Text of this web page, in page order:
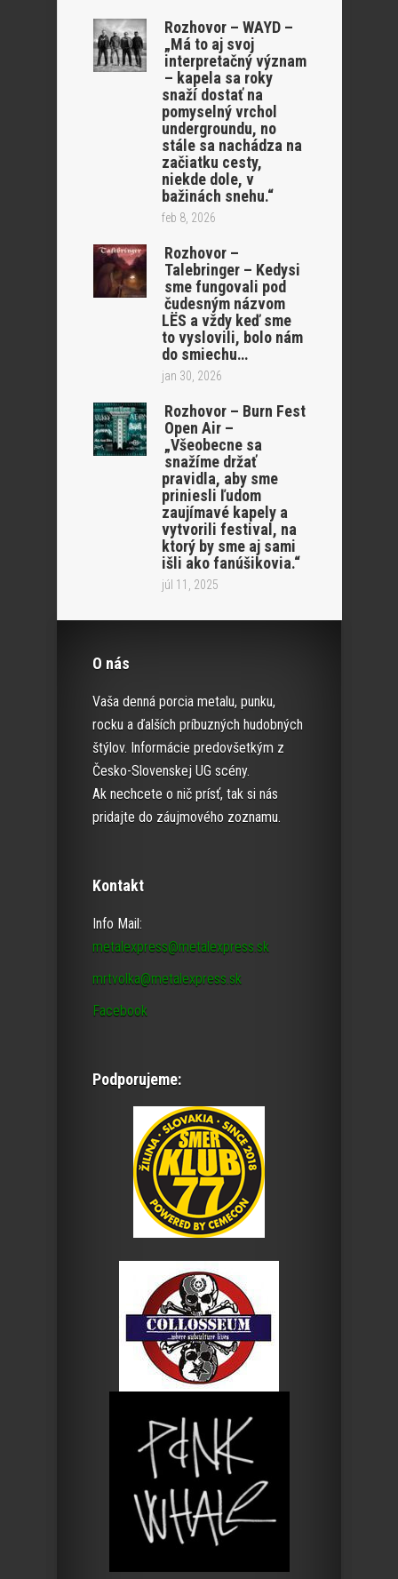
Rozhovor – WAYD –
„Má to aj svoj
interpretačný význam
– kapela sa roky
snaží dostať na
pomyselný vrchol
undergroundu, no
stále sa nachádza na
začiatku cesty,
niekde dole, v
bažinách snehu.“
feb 8, 2026
Rozhovor –
Talebringer – Kedysi
sme fungovali pod
čudesným názvom
LËS a vždy keď sme
to vyslovili, bolo nám
do smiechu…
jan 30, 2026
Rozhovor – Burn Fest
Open Air –
„Všeobecne sa
snažíme držať
pravidla, aby sme
priniesli ľudom
zaujímavé kapely a
vytvorili festival, na
ktorý by sme aj sami
išli ako fanúšikovia.“
júl 11, 2025
O nás
Vaša denná porcia metalu, punku,
rocku a ďalších príbuzných hudobných
štýlov. Informácie predovšetkým z
Česko-Slovenskej UG scény.
Ak nechcete o nič prísť, tak si nás
pridajte do záujmového zoznamu.
Kontakt
Info Mail:
metalexpress@metalexpress.sk
mrtvolka@metalexpress.sk
Facebook
Podporujeme: